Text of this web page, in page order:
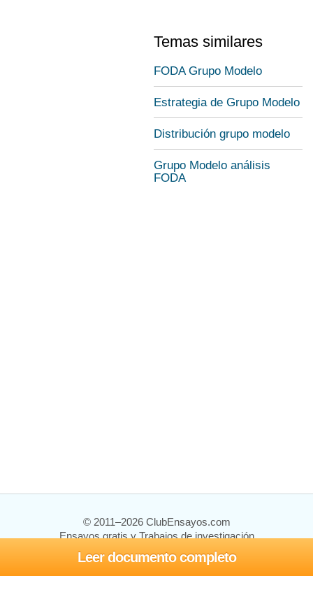
Leer documento completo
Temas similares
FODA Grupo Modelo
Estrategia de Grupo Modelo
Distribución grupo modelo
Grupo Modelo análisis
FODA
© 2011–2026 ClubEnsayos.com
Ensayos gratis y Trabajos de investigación